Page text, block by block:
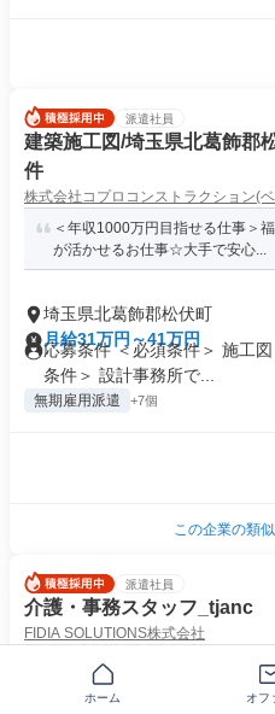
派遣社員
建築施工図/埼玉県北葛飾郡
件
株式会社コプロコンストラクション(
＜年収1000万円目指せる仕事＞
が活かせるお仕事☆大手で安心...
埼玉県北葛飾郡松伏町
月給31万円～41万円
応募条件 ＜必須条件＞ 施工
条件＞ 設計事務所で...
無期雇用派遣 +7個
この企業の類
派遣社員
介護・事務スタッフ_tjanc
FIDIA SOLUTIONS株式会社
【平均年齢26歳】20代・30代を
して安定して長く働けます◎...
ホーム オフ